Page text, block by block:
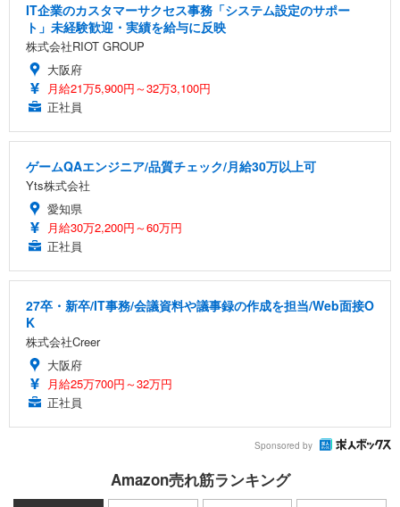
IT企業のカスタマーサクセス事務「システム設定のサポー
ト」未経験歓迎・実績を給与に反映
株式会社RIOT GROUP
大阪府
月給21万5,900円～32万3,100円
正社員
ゲームQAエンジニア/品質チェック/月給30万以上可
Yts株式会社
愛知県
月給30万2,200円～60万円
正社員
27卒・新卒/IT事務/会議資料や議事録の作成を担当/Web面接O
K
株式会社Creer
大阪府
月給25万700円～32万円
正社員
Sponsored by
Amazon売れ筋ランキング